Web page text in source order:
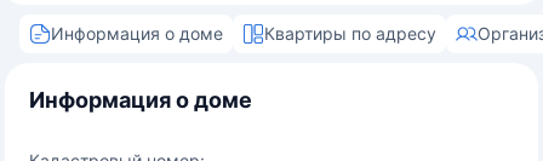
Информация о доме Квартиры по адресу
Информация о доме